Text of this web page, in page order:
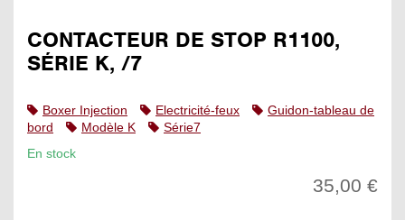
CONTACTEUR DE STOP R1100,
SÉRIE K, /7
Boxer Injection Electricité-feux
Guidon-tableau de
bord
Modèle K
Série7
En stock
35,00 €